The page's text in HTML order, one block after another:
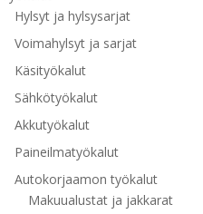
Hylsyt ja hylsysarjat
Voimahylsyt ja sarjat
Käsityökalut
Sähkötyökalut
Akkutyökalut
Paineilmatyökalut
Autokorjaamon työkalut
Makuualustat ja jakkarat